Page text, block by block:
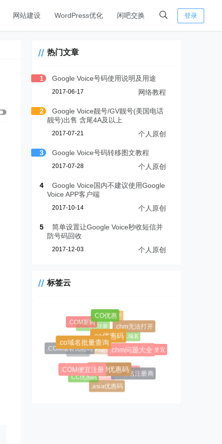
网站建设 WordPress优化 闲吧交换 登录
热门文章
1 Google Voice号码使用说明及用途
2017-06-17 网络教程
2
Google Voice靓号/GV靓号(美国电话
靓号)出售 含尾4A及以上
2017-07-21 个人原创
3 Google Voice号码转移图文教程
2017-07-28 个人原创
4
Google Voice国内不建议使用Google
Voice APP客户端
2017-10-14 个人原创
5
简单设置让Google Voice秒收短信并
防号码回收
2017-12-03 个人原创
标签云
#1045
#1146
$0.99超级优惠码
.AL域名
.AL域名哪里便宜
.AL域名注册商
.asia优惠码
.CC优惠码
.CC域名
.CC域名注册
.CF
.chm无法打开
.chm问题大全
.COM优惠码
.COM便宜注册
.COM域名优惠码
.COM新购
.CO优惠
.co优惠码
.co域名批量查询